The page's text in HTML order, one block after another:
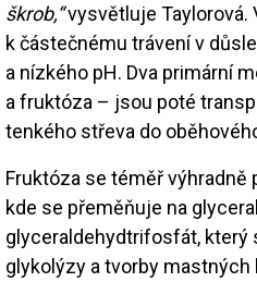
škrob,“vysvětluje Taylorová.
k částečnému trávení v
a nízkého pH. Dva primární
a fruktóza – jsou poté
tenkého střeva do
Fruktóza se téměř výhradně
kde se přeměňuje na
glyceraldehydtrifosfát, který
glykolýzy a tvorby mastných